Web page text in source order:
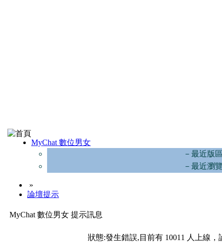
MyChat 數位男女
－最近版
－最近瀏
»
論壇提示
MyChat 數位男女 提示訊息
狀態:發生錯誤,目前有 10011 人上線